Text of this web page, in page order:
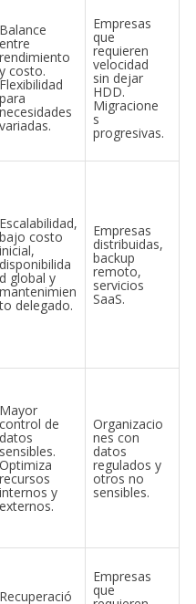
Balance
entre
rendimiento
y costo.
Flexibilidad
para
necesidades
variadas.
Empresas
que
requieren
velocidad
sin dejar
HDD.
Migracione
s
progresivas.
Escalabilidad,
bajo costo
inicial,
disponibilida
d global y
mantenimien
to delegado.
Empresas
distribuidas,
backup
remoto,
servicios
SaaS.
Mayor
control de
datos
sensibles.
Optimiza
recursos
internos y
externos.
Organizacio
nes con
datos
regulados y
otros no
sensibles.
Recuperació
Empresas
que